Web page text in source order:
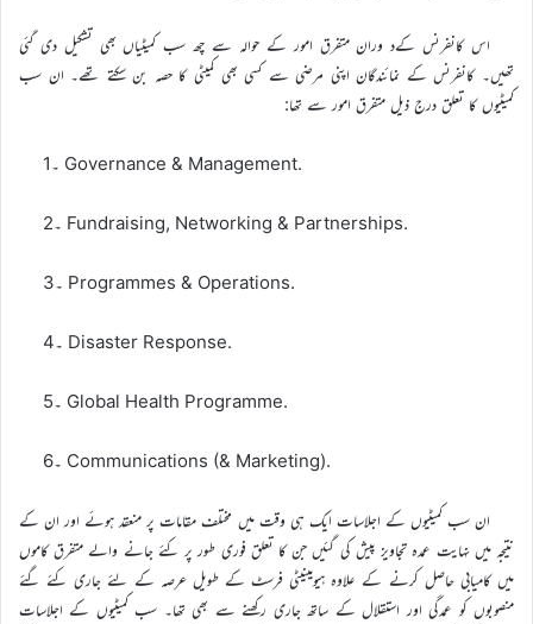
اس کانفرنس کےد وران متفرق امور کے حوالہ سے چھ سب کمیٹیاں بھی تشکیل دی گئی
تھیں۔ کانفرنس کے نمائندگان اپنی مرضی سے کسی بھی کمیٹی کا حصہ بن سکتے تھے۔ ان سب
کمیٹیوں کا تعلق درج ذیل متفرق امور سے تھا:
1۔ Governance & Management.
2۔ Fundraising, Networking & Partnerships.
3۔ Programmes & Operations.
4۔ Disaster Response.
5۔ Global Health Programme.
6۔ Communications (& Marketing).
ان سب کمیٹیوں کے اجلاسات ایک ہی وقت میں مختلف مقامات پر منعقد ہوئے اور ان کے
نتیجہ میں نہایت عمدہ تجاویز پیش کی گئیں جن کا تعلق فوری طور پر کئے جانے والے متفرق کاموں
میں کامیابی حاصل کرنے کے علاوہ ہیومینیٹی فرسٹ کے طویل عرصہ کے لئے جاری کئے گئے
منصوبوں کو عمدگی اور استقلال کے ساتھ جاری رکھنے سے بھی تھا۔ سب کمیٹیوں کے اجلاسات